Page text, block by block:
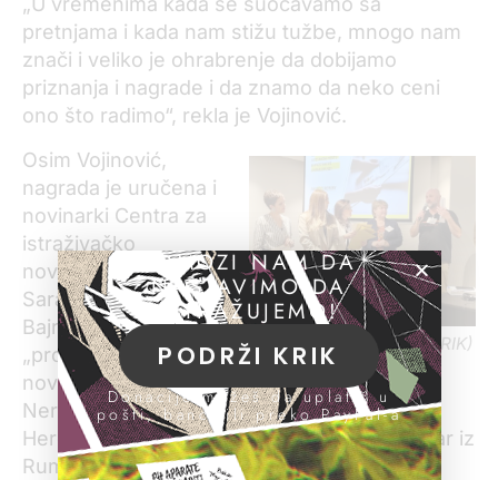
pretnjama i kada nam stižu tužbe, mnogo nam
znači i veliko je ohrabrenje da dobijamo
priznanja i nagrade i da znamo da neko ceni
ono što radimo“, rekla je Vojinović.
Dodela nagrade (foto: KRIK)
Osim Vojinović,
nagrada je uručena i
novinarki Centra za
istraživačko
novinarstvo iz
Sarajeva Sadeti
Bajrović u kategoriji
„profesionalni
novinari“, a posebno priznanje dobili su
Nermina Kuloglija iz BIRN-a iz Bosne i
Hercegovine i Vlad Odobescu, frilens novinar iz
Rumunije i član tamošnjeg Centra za
POMOZI NAM DA
NASTAVIMO DA
ISTRAŽUJEMO!
PODRŽI KRIK
Donacije možeš da uplatiš u
pošti, banci ili preko PayPal-a